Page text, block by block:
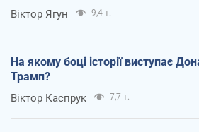
Віктор Ягун 9,4 т.
На якому боці історії виступає
Трамп?
Віктор Каспрук 7,7 т.